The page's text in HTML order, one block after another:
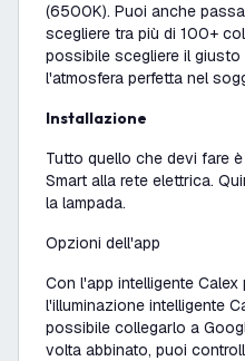
(6500K). Puoi anche
scegliere tra più di 100+
possibile scegliere il
l'atmosfera perfetta nel
Installazione
Tutto quello che devi fare
Smart alla rete elettrica.
la lampada.
Opzioni dell'app
Con l'app intelligente
l'illuminazione intelligente
possibile collegarlo a
volta abbinato, puoi